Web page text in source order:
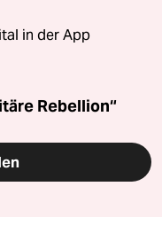
in der App
Rebellion“